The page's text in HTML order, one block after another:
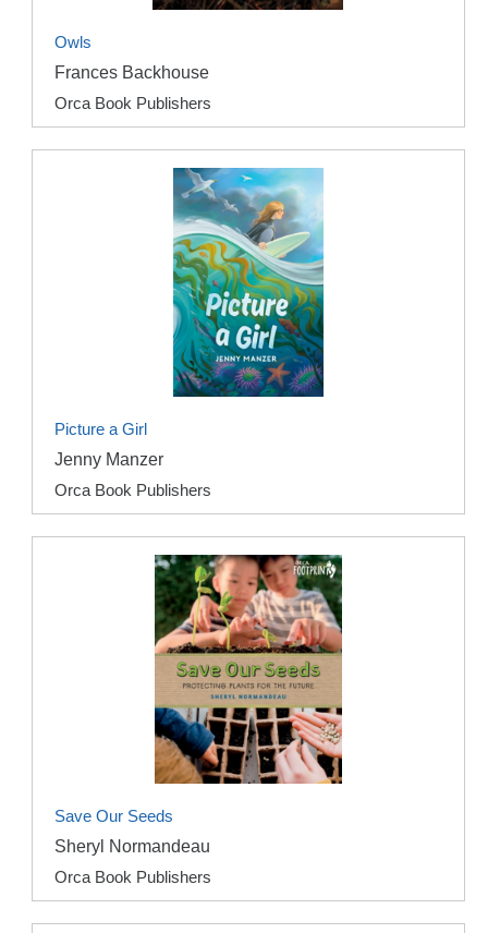
Owls
Frances Backhouse
Orca Book Publishers
Picture a Girl
Jenny Manzer
Orca Book Publishers
Save Our Seeds
Sheryl Normandeau
Orca Book Publishers